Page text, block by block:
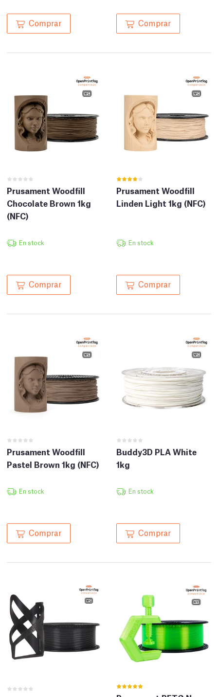
Comprar Comprar
Prusament Woodfill
Chocolate Brown 1kg
(NFC)
En stock
Comprar
Prusament Woodfill
Linden Light 1kg (NFC)
En stock
Comprar
Prusament Woodfill
Pastel Brown 1kg (NFC)
En stock
Comprar
Buddy3D PLA White
1kg
En stock
Comprar